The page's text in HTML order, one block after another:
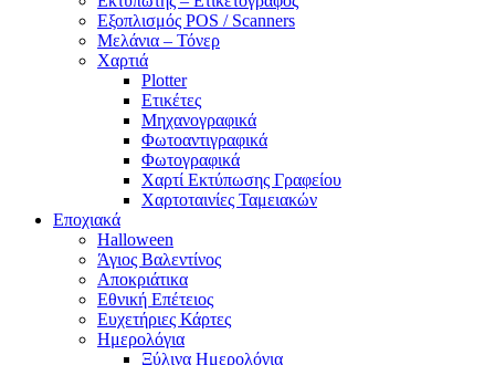
Εξοπλισμός POS / Scanners
Μελάνια – Τόνερ
Χαρτιά
Plotter
Ετικέτες
Μηχανογραφικά
Φωτοαντιγραφικά
Φωτογραφικά
Χαρτί Εκτύπωσης Γραφείου
Χαρτοταινίες Ταμειακών
Εποχιακά
Halloween
Άγιος Βαλεντίνος
Αποκριάτικα
Εθνική Επέτειος
Ευχετήριες Κάρτες
Ημερολόγια
Ξύλινα Ημερολόγια